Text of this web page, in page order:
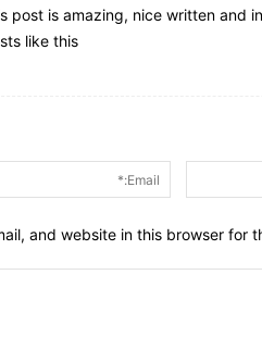
post is amazing, nice written and
like this.
Name:*
and website in this browser for